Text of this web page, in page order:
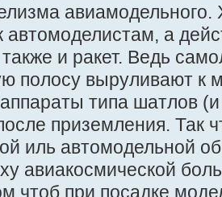
авиамодельного.
автомоделистам, а
и ракет. Ведь
полосу выруливают к
аппараты типа шатлов
приземления. Так
иль автомодельной
авиакосмической
чтоб при посадке